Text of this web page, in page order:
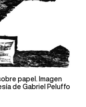
papel. Imagen
de Gabriel Peluffo